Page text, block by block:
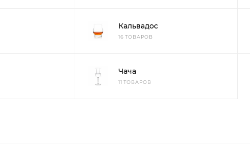
Кальвадос
16 ТОВАРОВ
Чача
11 ТОВАРОВ